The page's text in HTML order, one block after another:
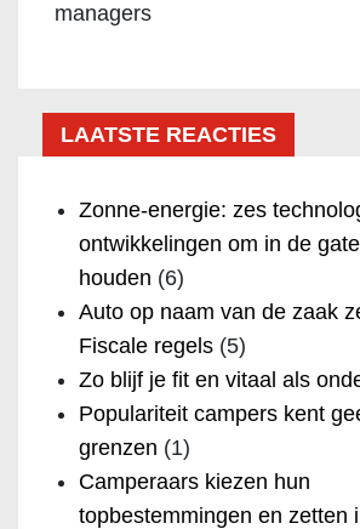
managers
LAATSTE REACTIES
Zonne-energie: zes
ontwikkelingen om in de
houden (6)
Auto op naam van de zaak
Fiscale regels (5)
Zo blijf je fit en vitaal als
Populariteit campers kent
grenzen (1)
Camperaars kiezen hun
topbestemmingen en zetten